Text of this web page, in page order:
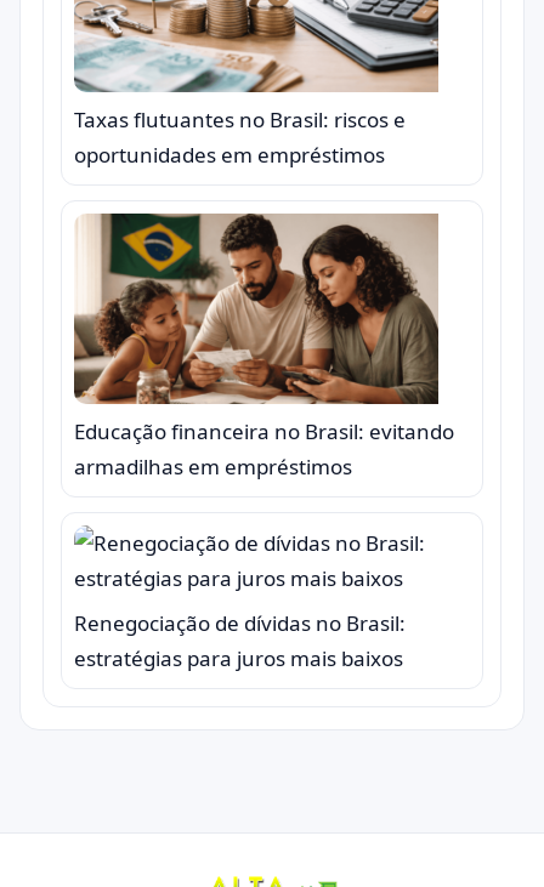
Taxas flutuantes no Brasil: riscos e
oportunidades em empréstimos
Educação financeira no Brasil: evitando
armadilhas em empréstimos
Renegociação de dívidas no Brasil:
estratégias para juros mais baixos